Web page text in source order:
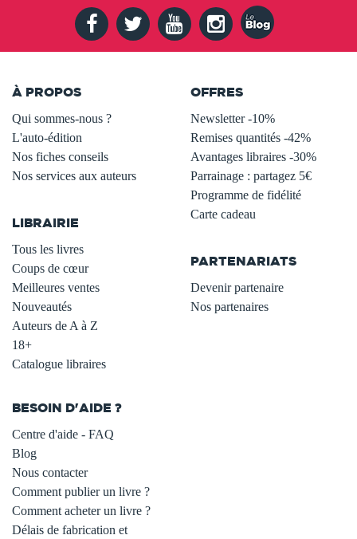
À PROPOS
Qui sommes-nous ?
L'auto-édition
Nos fiches conseils
Nos services aux auteurs
LIBRAIRIE
Tous les livres
Coups de cœur
Meilleures ventes
Nouveautés
Auteurs de A à Z
18+
Catalogue libraires
OFFRES
Newsletter -10%
Remises quantités -42%
Avantages libraires -30%
Parrainage : partagez 5€
Programme de fidélité
Carte cadeau
PARTENARIATS
Devenir partenaire
Nos partenaires
BESOIN D'AIDE ?
Centre d'aide - FAQ
Blog
Nous contacter
Comment publier un livre ?
Comment acheter un livre ?
Délais de fabrication et